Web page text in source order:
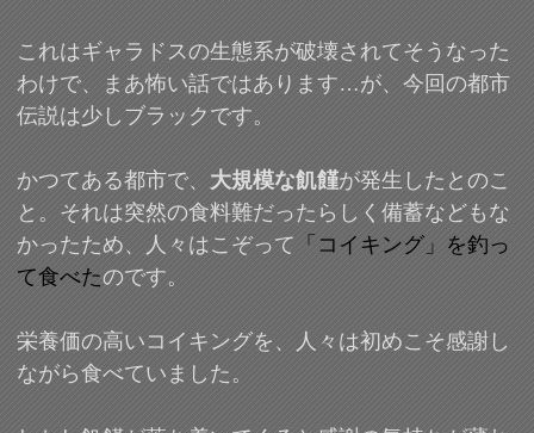
これはギャラドスの生態系が破壊されてそうなった
わけで、まあ怖い話ではあります…が、今回の都市
伝説は少しブラックです。
かつてある都市で、 大規模な飢饉が発生したとのこ
と。それは突然の食料難だったらしく備蓄などもな
かったため、人々はこぞって 「コイキング」を釣っ
て食べたのです。
栄養価の高いコイキングを、人々は初めこそ感謝し
ながら食べていました。